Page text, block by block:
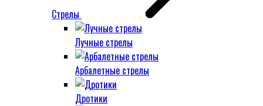
Стрелы
Лучные стрелы
Арбалетные стрелы
Дротики